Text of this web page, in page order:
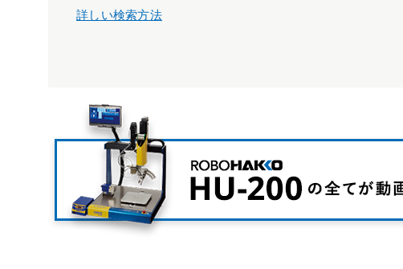
詳しい検索方法